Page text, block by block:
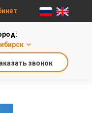
звонок